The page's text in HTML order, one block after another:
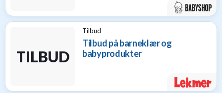
TILBUD
Tilbud
Tilbud på barneklær og
babyprodukter